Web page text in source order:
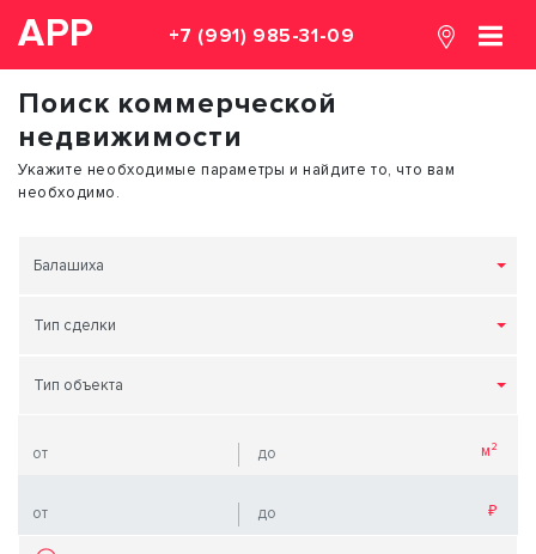
АРР +7 (991) 985-31-09
Поиск коммерческой
недвижимости
Укажите необходимые параметры и найдите то, что вам
необходимо.
Балашиха
Тип сделки
Тип объекта